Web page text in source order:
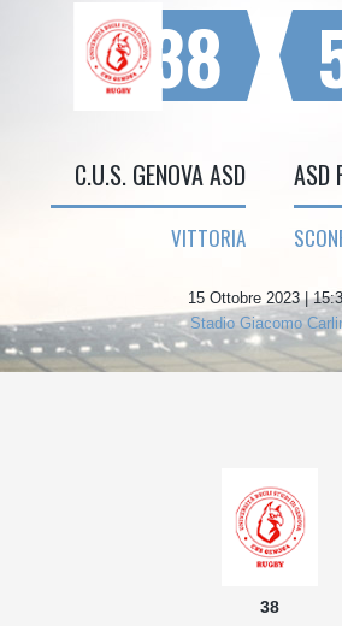
38
C.U.S. GENOVA ASD
VITTORIA
ASD
15 Ottobre 2023 |
Stadio Giacomo
38